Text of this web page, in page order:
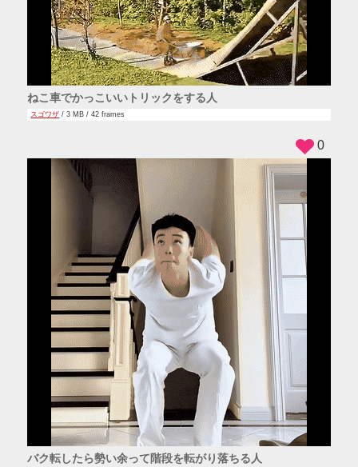
ねこ車でかっこいいトリックをする人
スゴワザ / 3 MB / 42 frames
バク転したら勢い余って階段を転がり落ちる人
0